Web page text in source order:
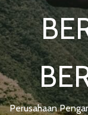
Perusahaan